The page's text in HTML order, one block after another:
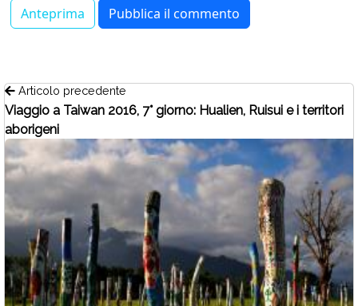
Articolo precedente
Viaggio a Taiwan 2016, 7° giorno: Hualien, Ruisui e i territori
aborigeni